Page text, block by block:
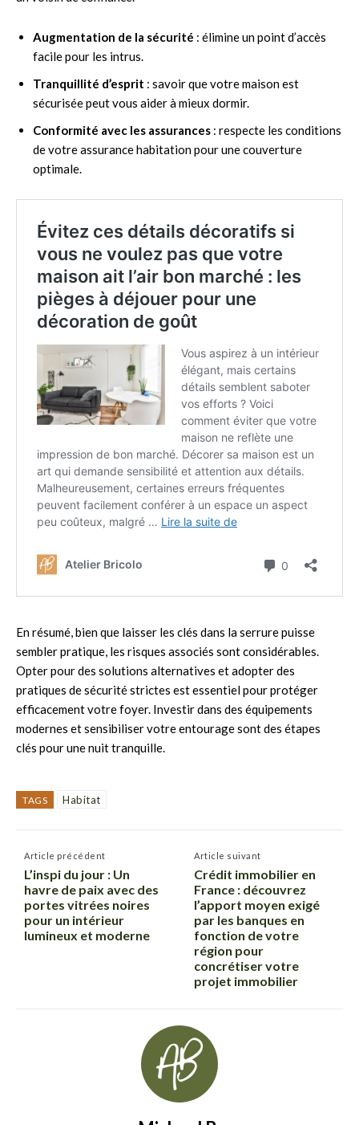
Augmentation de la sécurité : élimine un point d’accès
facile pour les intrus.
Tranquillité d’esprit : savoir que votre maison est
sécurisée peut vous aider à mieux dormir.
Conformité avec les assurances : respecte les conditions
de votre assurance habitation pour une couverture
optimale.
En résumé, bien que laisser les clés dans la serrure puisse
sembler pratique, les risques associés sont considérables.
Opter pour des solutions alternatives et adopter des
pratiques de sécurité strictes est essentiel pour protéger
efficacement votre foyer. Investir dans des équipements
modernes et sensibiliser votre entourage sont des étapes
clés pour une nuit tranquille.
TAGS Habitat
Article précédent
L’inspi du jour : Un
havre de paix avec des
portes vitrées noires
pour un intérieur
lumineux et moderne
Article suivant
Crédit immobilier en
France : découvrez
l’apport moyen exigé
par les banques en
fonction de votre
région pour
concrétiser votre
projet immobilier